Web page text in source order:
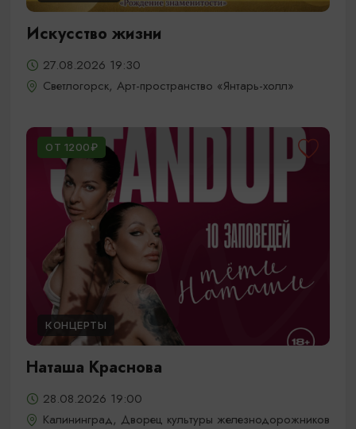
Искусство жизни
27.08.2026 19:30
Светлогорск, Арт-пространство «Янтарь-холл»
ОТ 1200₽
КОНЦЕРТЫ
Наташа Краснова
28.08.2026 19:00
Калининград, Дворец культуры железнодорожников